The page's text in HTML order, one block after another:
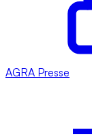
AGRA Presse